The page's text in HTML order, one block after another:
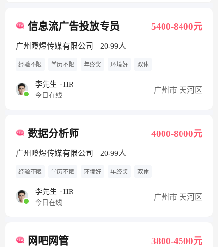
信息流广告投放专员 5400-8400元
广州瞪煜传媒有限公司 20-99人
经验不限 学历不限 年终奖 环境好 双休
李先生 ·HR
今日在线
广州市 天河区
数据分析师 4000-8000元
广州瞪煜传媒有限公司 20-99人
经验不限 学历不限 环境好 年终奖 双休
李先生 ·HR
今日在线
广州市 天河区
网吧网管 3800-4500元